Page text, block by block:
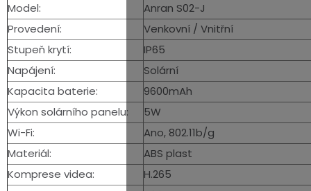
Model:
Anran S02-J
Provedení:
Venkovní / Vnitřní
Stupeň krytí:
IP65
Napájení:
Solární
Kapacita baterie:
9600mAh
Výkon solárního panelu:
5W
Wi-Fi:
Ano, 802.11b/g
Materiál:
ABS plast
Komprese videa:
H.265